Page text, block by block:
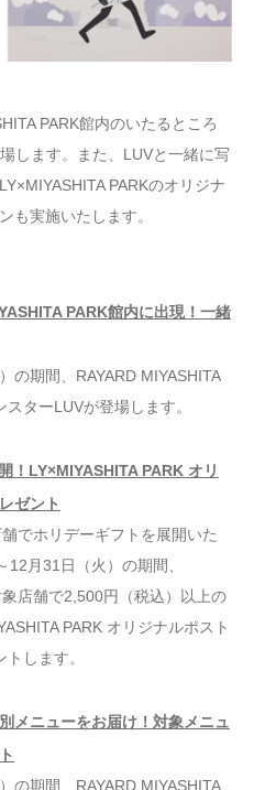
PARK館内のいたるところ
します。また、LUVと一緒に写
PARKのオリジナ
も実施いたします。
PARK館内に出現！一緒
の期間、RAYARD MIYASHITA
ターLUVが登場します。
！LY×MIYASHITA PARK オリ
ゼント
でホリデーギフトを展開いた
月31日（火）の期間、
象店舗で2,500円（税込）以上の
PARK オリジナルポスト
します。
メニューをお届け！対象メニュ
の期間、RAYARD MIYASHITA